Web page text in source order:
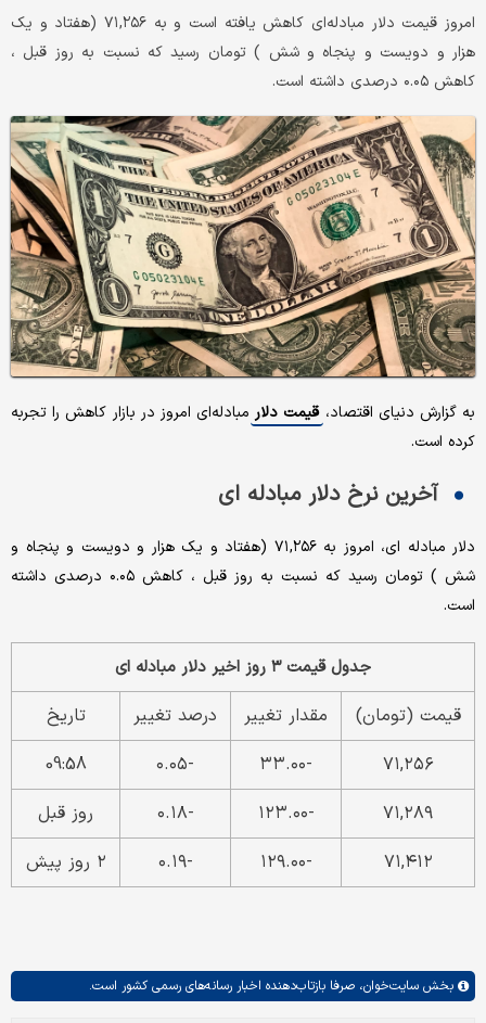
امروز قیمت دلار مبادله‌ای کاهش یافته است و به ۷۱,۲۵۶ (هفتاد و یک
هزار و دویست و پنجاه و شش ) تومان رسید که نسبت به روز قبل ،
کاهش ۰.۰۵ درصدی داشته است.
به گزارش دنیای اقتصاد، قیمت دلار مبادله‌ای امروز در بازار کاهش را تجربه
کرده است.
آخرین نرخ دلار مبادله ای
دلار مبادله ای، امروز به ۷۱,۲۵۶ (هفتاد و یک هزار و دویست و پنجاه و
شش ) تومان رسید که نسبت به روز قبل ، کاهش ۰.۰۵ درصدی داشته
است.
جدول قیمت ۳ روز اخیر دلار مبادله ای
قیمت (تومان) مقدار تغییر درصد تغییر
تاریخ
۷۱,۲۵۶
-۳۳.۰۰ -۰.۰۵
09:58
۷۱,۲۸۹
-۱۲۳.۰۰ -۰.۱۸
روز قبل
۷۱,۴۱۲
-۱۲۹.۰۰ -۰.۱۹ ۲ روز پیش
بخش سایت‌خوان، صرفا بازتاب‌دهنده اخبار رسانه‌های رسمی کشور است.